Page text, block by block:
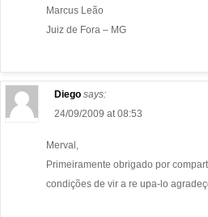
Marcus Leão
Juiz de Fora – MG
Diego says:
24/09/2009 at 08:53
Merval,
Primeiramente obrigado por
condições de vir a re upa-lo